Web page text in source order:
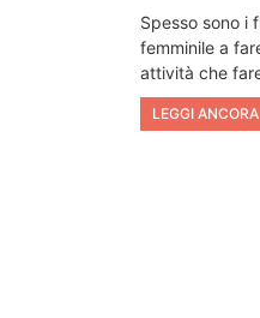
Spesso sono i
femminile a
attività che
LEGGI ANCORA